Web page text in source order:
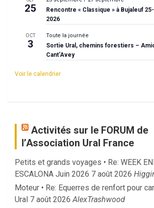
25
Rencontre « Classique » à Bujaleuf
2026
OCT
3
Toute la journée
Sortie Ural, chemins forestiers –
Cant’Avey
Voir le calendrier
Activités sur le FORUM de
l’Association Ural France
Petits et grands voyages • Re: WEEK
ESCALONA Juin 2026 7 août 2026
Moteur • Re: Equerres de renfort pour
Ural 7 août 2026 AlexTrashwood